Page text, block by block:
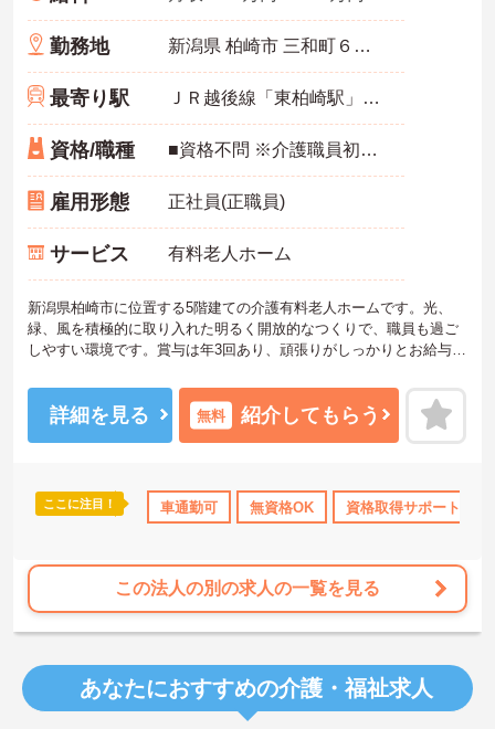
勤務地 新潟県 柏崎市 三和町６番４３号
最寄り駅 ＪＲ越後線「東柏崎駅」バス・車10分
資格/職種 ■資格不問 ※介護職員初任者研修の資格のない方は、採用後取得していただきます（半額補助あり）
雇用形態 正社員(正職員)
サービス 有料老人ホーム
新潟県柏崎市に位置する5階建ての介護有料老人ホームです。光、
緑、風を積極的に取り入れた明るく開放的なつくりで、職員も過ご
しやすい環境です。賞与は年3回あり、頑張りがしっかりとお給与に
だけ、採用後取得支援のもと取得が可能です。ご興味のある方に
は、面接対策ポイントなど、さらに詳細をお話しいたしますのでお
詳細を見る 無料 紹介してもらう
ここに注目！ 車通勤可 無資格OK 資格取得サポート
この法人の別の求人の一覧を見る
あなたにおすすめの介護・福祉求人